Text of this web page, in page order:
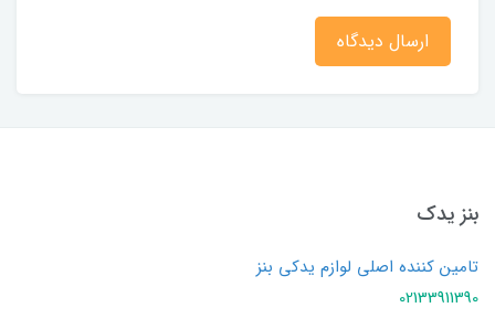
ارسال دیدگاه
بنز یدک
تامین کننده اصلی لوازم یدکی بنز
02133911390